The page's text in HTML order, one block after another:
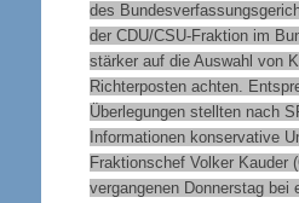
des
der CDU/CSU-Fraktion im
stärker auf die Auswahl von
Richterposten achten.
Überlegungen stellten nach
Informationen konservative
Fraktionschef Volker Kauder
vergangenen Donnerstag bei